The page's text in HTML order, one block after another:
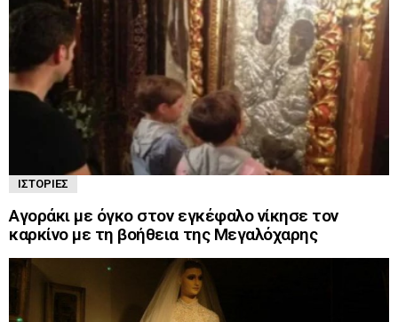
ΙΣΤΟΡΊΕΣ
Αγοράκι με όγκο στον εγκέφαλο νίκησε τον
καρκίνο με τη βοήθεια της Μεγαλόχαρης